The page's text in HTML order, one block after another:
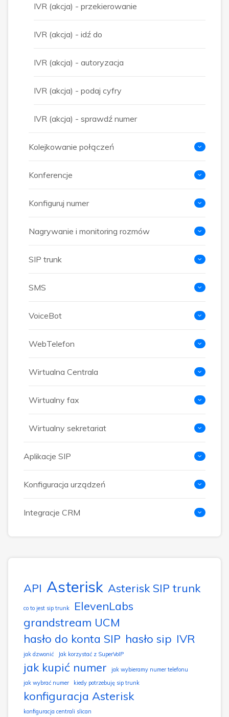
IVR (akcja) - przekierowanie
IVR (akcja) - idź do
IVR (akcja) - autoryzacja
IVR (akcja) - podaj cyfry
IVR (akcja) - sprawdź numer
Kolejkowanie połączeń
Konferencje
Konfiguruj numer
Nagrywanie i monitoring rozmów
SIP trunk
SMS
VoiceBot
WebTelefon
Wirtualna Centrala
Wirtualny fax
Wirtualny sekretariat
Aplikacje SIP
Konfiguracja urządzeń
Integracje CRM
API Asterisk Asterisk SIP trunk
co to jest sip trunk
ElevenLabs
grandstream UCM
hasło do konta SIP hasło sip IVR
jak dzwonić Jak korzystać z SuperVoIP
jak kupić numer
jak wybieramy numer telefonu
jak wybrać numer
kiedy potrzebuję sip trunk
konfiguracja Asterisk
konfiguracja centrali slican